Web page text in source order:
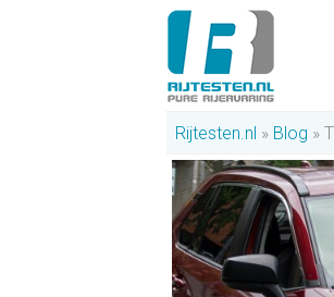
Rijtesten.nl Blog